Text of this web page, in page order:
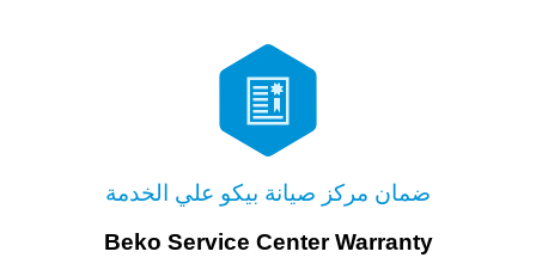

ضمان مركز صيانة بيكو علي الخدمة
Beko Service Center Warranty